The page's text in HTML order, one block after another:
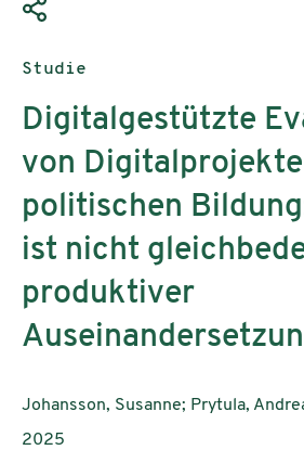
Publikationstyp:
Studie
Digitalgestützte
von
politischen
ist nicht
produktiver
AutorInnen:
Johansson, Susanne; Prytula,
Publikationsjahr:
2025